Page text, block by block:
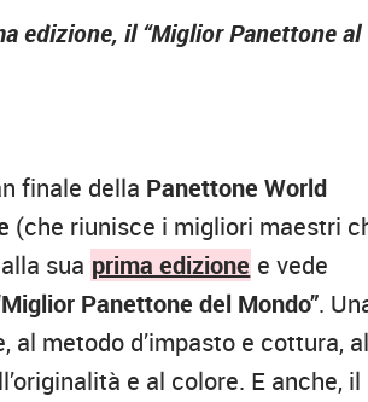
edizione, il “Miglior Panettone al
finale della Panettone World
(che riunisce i migliori maestri
sua prima edizione e vede
Panettone del Mondo”.
al metodo d’impasto e cottura,
e al colore. E anche, il